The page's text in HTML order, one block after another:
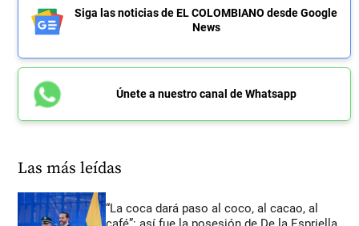
Siga las noticias de EL COLOMBIANO desde Google
News
Únete a nuestro canal de Whatsapp
Las más leídas
“La coca dará paso al coco, al cacao, al